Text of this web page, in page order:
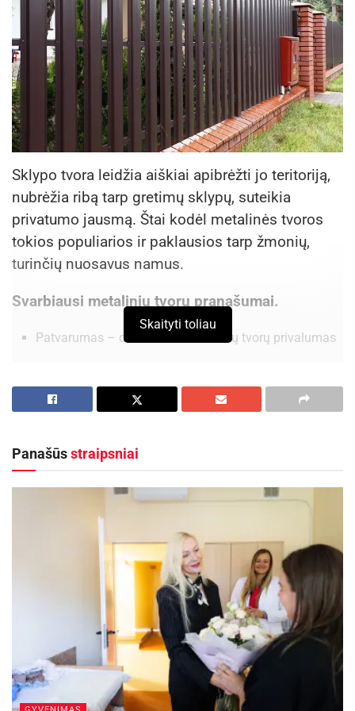
Sklypo tvora leidžia aiškiai apibrėžti jo teritoriją,
nubrėžia ribą tarp gretimų sklypų, suteikia
privatumo jausmą. Štai kodėl metalinės tvoros
tokios populiarios ir paklausios tarp žmonių,
turinčių nuosavus namus.
Svarbiausi metalinių tvorų pranašumai.
Patvarumas – didžiausias metalinių tvorų privalumas
tvorų konstrukcijos pasižymi išskirtiniu
veiksniams ir mechaniniams pažeidimams.
Investuojant į tokią konstrukciją nereikia
jaudintis, kad laikui bėgant jos būklė pablogės.
Naudojami metalai yra atsparūs oro sąlygoms,
ypač krituliams. Tai reiškia, kad tvora nebus jautri
korozijai ir nerūdys. Šiuo tikslu plienas milteliniu
būdu padengiamas apsauginiu sluoksniu.
Išskirtinės vizualinės savybės
Metalinės konstrukcijos, nepaisant savo
tvirtumo, gali sužavėti estetika.Metalinės
tvoralentės sukuria itin lengvų įspūdį ir daugelį
Skaityti toliau
Panašūsstraipsniai